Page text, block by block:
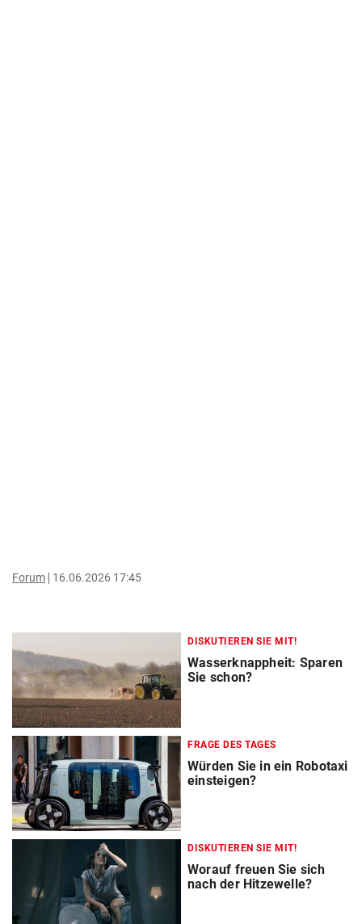
Forum 16.06.2026 17:45
DISKUTIEREN SIE MIT!
Wasserknappheit: Sparen
Sie schon?
FRAGE DES TAGES
Würden Sie in ein Robotaxi
einsteigen?
DISKUTIEREN SIE MIT!
Worauf freuen Sie sich
nach der Hitzewelle?